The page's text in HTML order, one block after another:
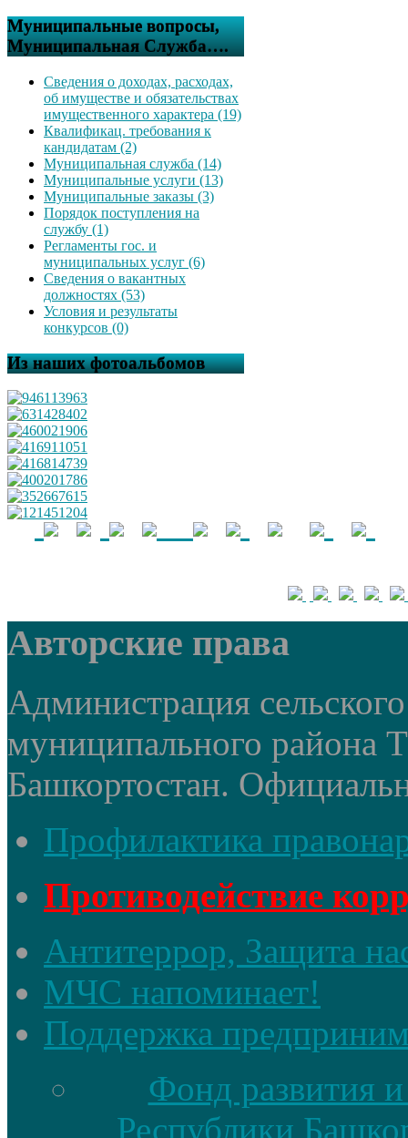
Муниципальные вопросы,
Муниципальная Служба….
Сведения о доходах, расходах,
об имуществе и обязательствах
имущественного характера (19)
Квалификац. требования к
кандидатам (2)
Муниципальная служба (14)
Муниципальные услуги (13)
Муниципальные заказы (3)
Порядок поступления на
службу (1)
Регламенты гос. и
муниципальных услуг (6)
Сведения о вакантных
должностях (53)
Условия и результаты
конкурсов (0)
Из наших фотоальбомов
Авторские права
Администрация
муниципального района
Башкортостан.
Профилактика
Противодействие
Антитеррор, Защита
МЧС напоминает!
Поддержка
Фонд развития
Республики